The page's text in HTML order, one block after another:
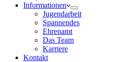
Informationen
Jugendarbeit
Spannendes
Ehrenamt
Das Team
Karriere
Kontakt